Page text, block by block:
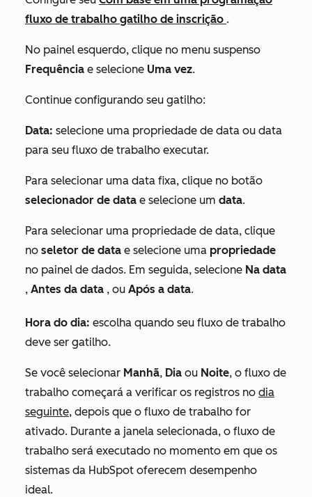
fluxo de trabalho gatilho de inscrição .
No painel esquerdo, clique no menu suspenso
Frequência e selecione Uma vez.
Continue configurando seu gatilho:
Data: selecione uma propriedade de data ou data
para seu fluxo de trabalho executar.
Para selecionar uma data fixa, clique no botão
selecionador de data e selecione um data.
Para selecionar uma propriedade de data, clique
no seletor de data e selecione uma propriedade
no painel de dados. Em seguida, selecione Na data
, Antes da data , ou Após a data.
Hora do dia: escolha quando seu fluxo de trabalho
deve ser gatilho.
Se você selecionar Manhã, Dia ou Noite, o fluxo de
trabalho começará a verificar os registros no dia
seguinte, depois que o fluxo de trabalho for
ativado. Durante a janela selecionada, o fluxo de
trabalho será executado no momento em que os
sistemas da HubSpot oferecem desempenho
ideal.